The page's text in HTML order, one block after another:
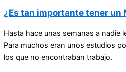
¿Es tan importante tener un
Hasta hace unas semanas a nadie
Para muchos eran unos estudios
los que no encontraban trabajo.